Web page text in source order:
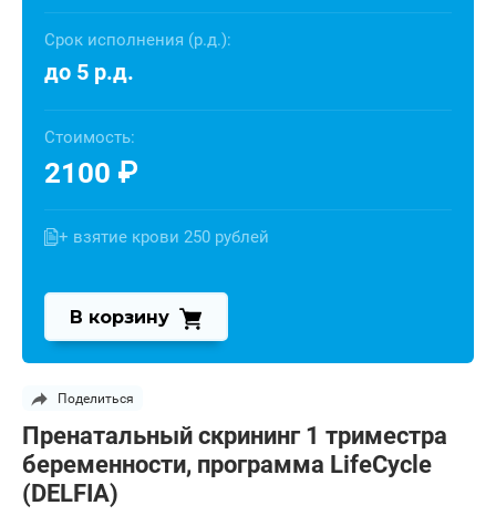
Пренатальный скрининг 1 триместра
беременности, программа LifeCycle
(DELFIA)
Поделиться
Срок исполнения (р.д.):
до 5 р.д.
Стоимость:
2100 ₽
+ взятие крови 250 рублей
В корзину